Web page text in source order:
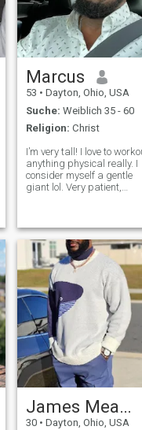
Marcus
53 • Dayton, Ohio, USA
Suche: Weiblich 35 - 60
Religion: Christ
I’m very tall! I love to
anything physical really. I
consider myself a gentle
giant lol. Very patient,
Must be able to verify with
video calling pla
James Means
30 • Dayton, Ohio, USA